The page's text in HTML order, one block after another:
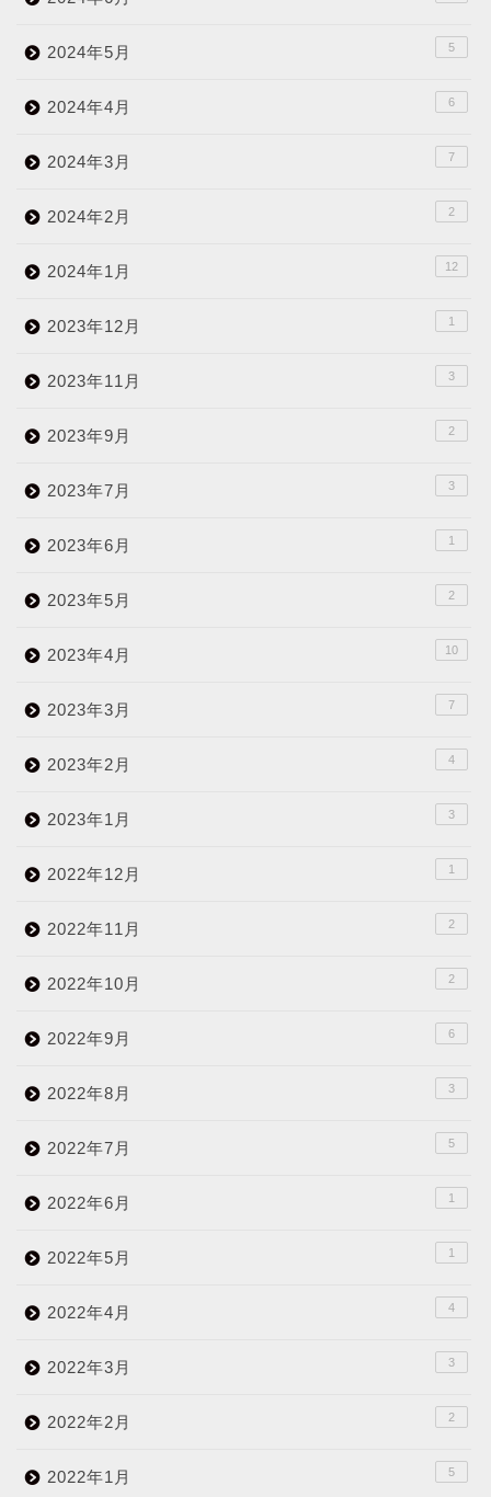
2024年5月 5
2024年4月 6
2024年3月 7
2024年2月 2
2024年1月 12
2023年12月 1
2023年11月 3
2023年9月 2
2023年7月 3
2023年6月 1
2023年5月 2
2023年4月 10
2023年3月 7
2023年2月 4
2023年1月 3
2022年12月 1
2022年11月 2
2022年10月 2
2022年9月 6
2022年8月 3
2022年7月 5
2022年6月 1
2022年5月 1
2022年4月 4
2022年3月 3
2022年2月 2
2022年1月 5